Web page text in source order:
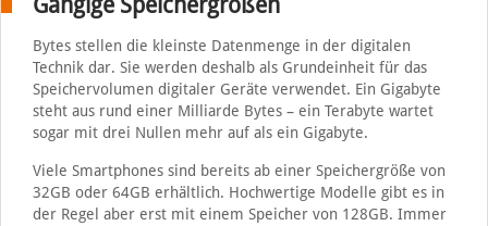
Bytes stellen die kleinste Datenmenge in der digitalen
Technik dar. Sie werden deshalb als Grundeinheit für das
Speichervolumen digitaler Geräte verwendet. Ein Gigabyte
steht aus rund einer Milliarde Bytes – ein Terabyte wartet
sogar mit drei Nullen mehr auf als ein Gigabyte.
Viele Smartphones sind bereits ab einer Speichergröße von
32GB oder 64GB erhältlich. Hochwertige Modelle gibt es in
der Regel aber erst mit einem Speicher von 128GB. Immer